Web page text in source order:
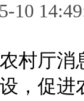
10
厅消
，促